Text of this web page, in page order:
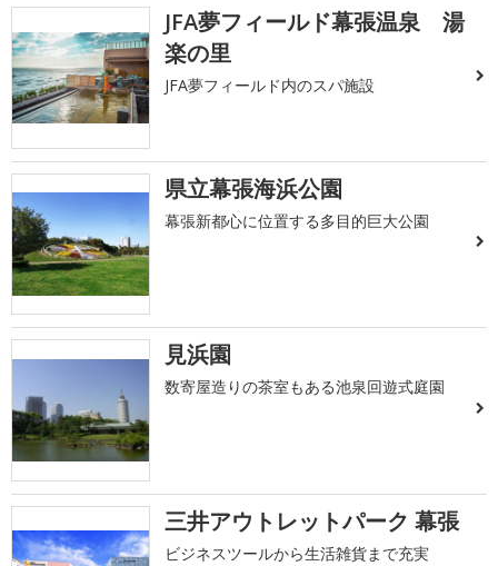
JFA夢フィールド幕張温泉 湯
楽の里
JFA夢フィールド内のスパ施設
県立幕張海浜公園
幕張新都心に位置する多目的巨大公園
見浜園
数寄屋造りの茶室もある池泉回遊式庭園
三井アウトレットパーク 幕張
ビジネスツールから生活雑貨まで充実